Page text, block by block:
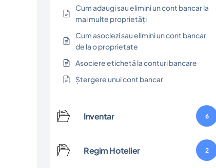
Cum adaugi sau elimini un cont bancar la
mai multe proprietăți
Cum asociezi sau elimini un cont bancar
de la o proprietate
Asociere etichetă la conturi bancare
Ștergere unui cont bancar
Inventar 6
Regim Hotelier 2